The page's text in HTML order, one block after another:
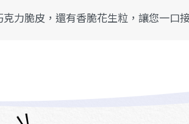
力脆皮，還有香脆花生粒，讓您一口